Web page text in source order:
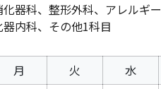
器科、整形外科、アレルギー
内科、その他1科目
月 火 水